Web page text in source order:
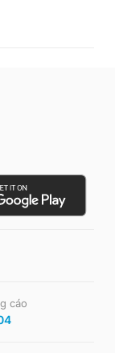
cáo